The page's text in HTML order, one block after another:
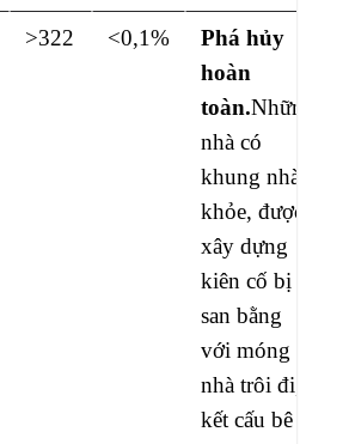
>322 <0,1%
Phá hủy
hoàn
toàn.Những
nhà có
khung nhà
khỏe, được
xây dựng
kiên cố bị
san bằng
với móng
nhà trôi đi,
kết cấu bê